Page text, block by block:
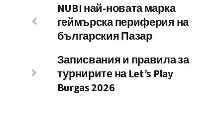
NUBI най-новата марка
геймърска периферия на
българския Пазар
Записвания и правила за
турнирите на Let’s Play
Burgas 2026